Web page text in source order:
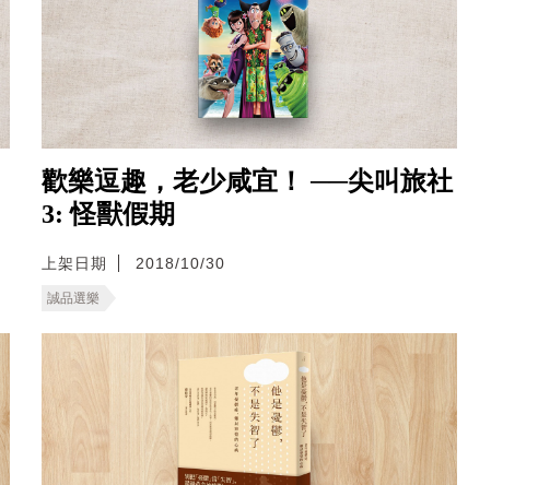
歡樂逗趣，老少咸宜！ ──尖叫旅社
3: 怪獸假期
上架日期 2018/10/30
誠品選樂